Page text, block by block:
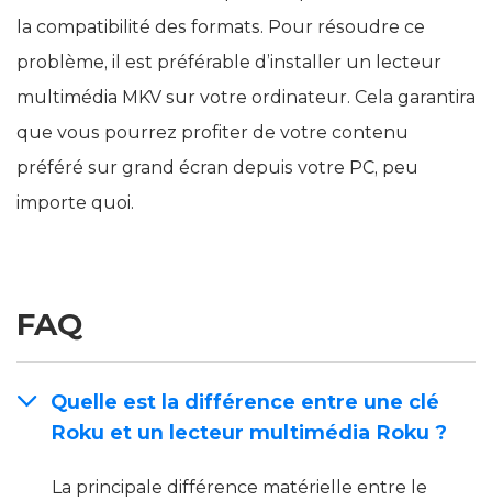
la compatibilité des formats. Pour résoudre ce
problème, il est préférable d’installer un lecteur
multimédia MKV sur votre ordinateur. Cela garantira
que vous pourrez profiter de votre contenu
préféré sur grand écran depuis votre PC, peu
importe quoi.
FAQ
Quelle est la différence entre une clé
Roku et un lecteur multimédia Roku ?
La principale différence matérielle entre le